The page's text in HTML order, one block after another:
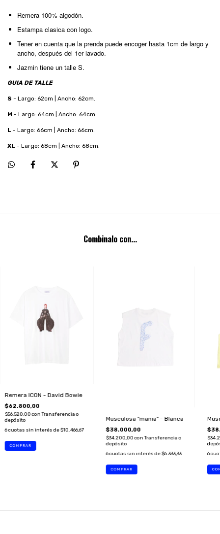
Remera 100% algodón.
Estampa clasica con logo.
Tener en cuenta que la prenda puede encoger hasta 1cm de largo y
ancho, después del 1er lavado.
Jazmin tiene un talle S.
GUIA DE TALLE
S - Largo: 62cm | Ancho: 62cm.
M - Largo: 64cm | Ancho: 64cm.
L - Largo: 66cm | Ancho: 66cm.
XL - Largo: 68cm | Ancho: 68cm.
Combinalo con...
Remera ICON - David Bowie
$62.800,00
$56.520,00con Transferencia o
depósito
6cuotas sin interés de$10.466,67
COMPRAR
Musculosa "mania" - Blanca
$38.000,00
$34.200,00con Transferencia o
depósito
6cuotas sin interés de$6.333,33
COMPRAR
6